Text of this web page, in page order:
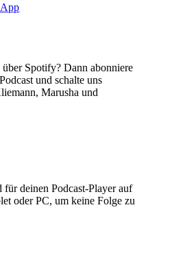
Spotify? Dann abonniere
und schalte uns
Marusha und
für deinen Podcast-Player auf
oder PC, um keine Folge zu